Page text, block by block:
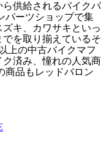
供給されるバイクパ
パーツショップで集
キ、カワサキといっ
を取り揃えているそ
上の中古バイクマフ
済み、憧れの人気商
商品もレッドバロン